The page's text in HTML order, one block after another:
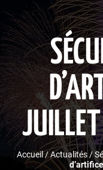
Accueil/Actualités /